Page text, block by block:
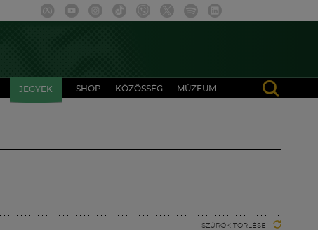
JEGYEK SHOP KÖZÖSSÉG MÚZEUM
SZŰRŐK TÖRLÉSE